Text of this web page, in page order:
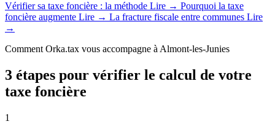
Vérifier sa taxe foncière : la méthode Lire → Pourquoi la taxe
foncière augmente Lire → La fracture fiscale entre communes Lire
→
Comment Orka.tax vous accompagne à Almont-les-Junies
3 étapes pour vérifier le calcul de votre
taxe foncière
1